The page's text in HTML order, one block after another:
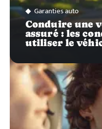
Garanties auto
Conduire une
assuré : les
utiliser le